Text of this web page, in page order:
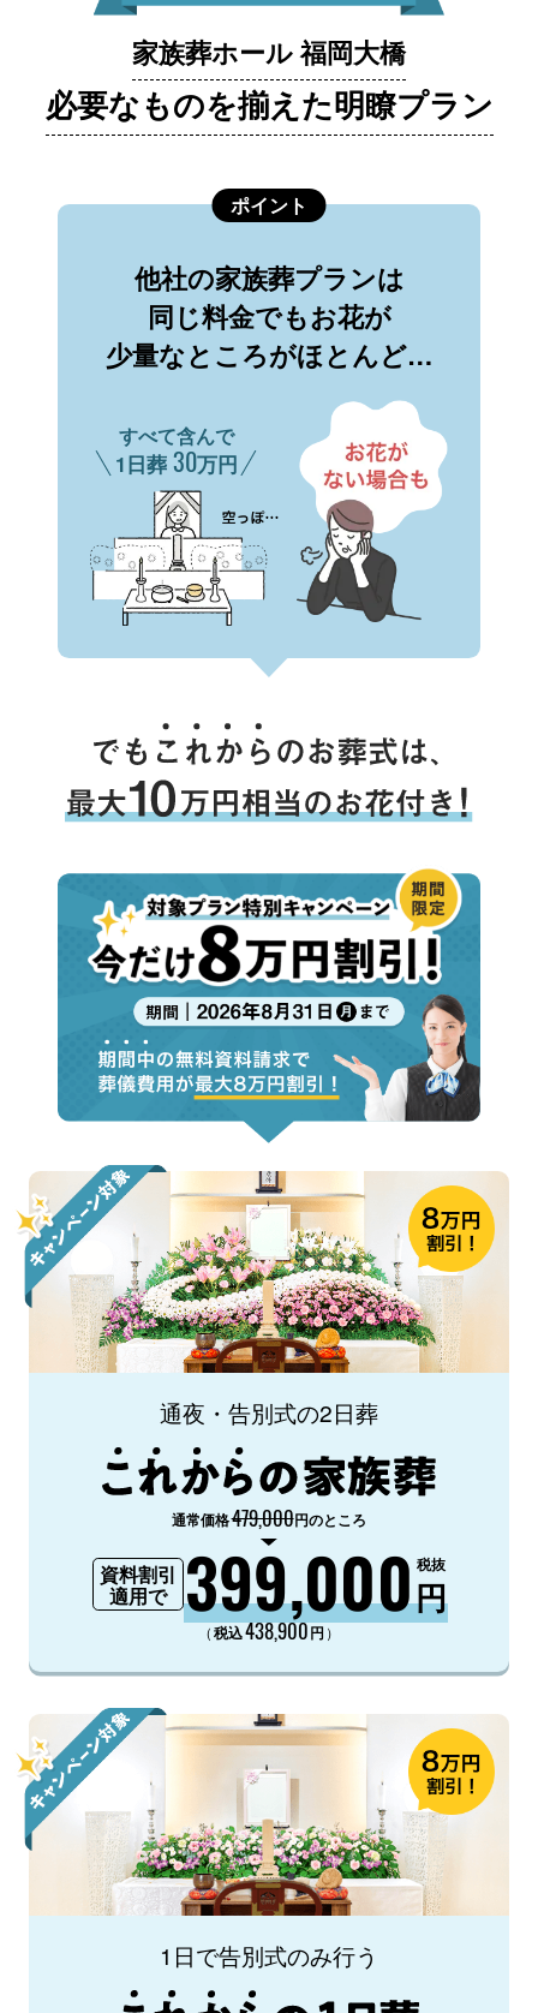
家族葬ホール 福岡大橋
必要なものを揃えた明瞭プラン
ポイント
他社の家族葬プランは
同じ料金でもお花が
少量なところがほとんど…
すべて含んで
1日葬 30万円
通夜・告別式の2日葬
通常価格479,000円のところ
資料割引
適用で
399,000円
税抜
（税込438,900円 ）
1日で告別式のみ行う